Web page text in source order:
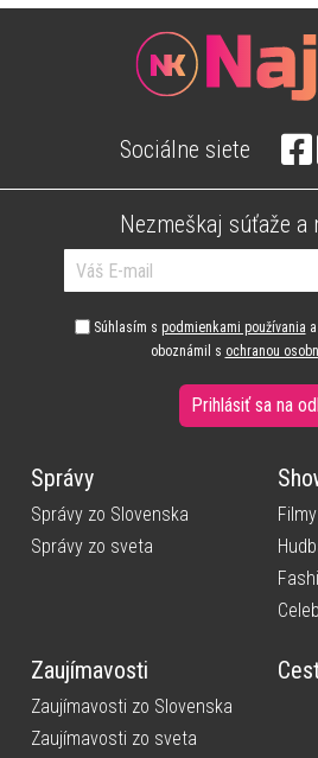
Sociálne siete
Nezmeškaj súťaže a
Súhlasím s podmienkami používania
oboznámil s ochranou
Prihlásiť sa na
Správy
Správy zo Slovenska
Správy zo sveta
Zaujímavosti
Zaujímavosti zo Slovenska
Zaujímavosti zo sveta